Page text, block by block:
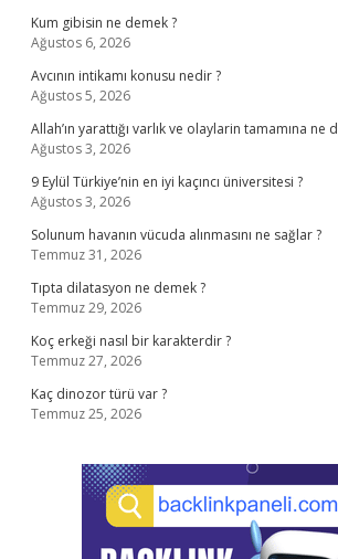
Kum gibisin ne demek ?
Ağustos 6, 2026
Avcının intikamı konusu nedir ?
Ağustos 5, 2026
Allah’ın yarattığı varlık ve olaylarin tamamına ne
Ağustos 3, 2026
9 Eylül Türkiye’nin en iyi kaçıncı üniversitesi ?
Ağustos 3, 2026
Solunum havanın vücuda alınmasını ne sağlar ?
Temmuz 31, 2026
Tıpta dilatasyon ne demek ?
Temmuz 29, 2026
Koç erkeği nasıl bir karakterdir ?
Temmuz 27, 2026
Kaç dinozor türü var ?
Temmuz 25, 2026